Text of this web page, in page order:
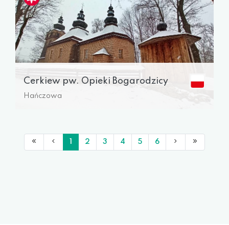
Cerkiew pw. Opieki Bogarodzicy
Hańczowa
2 3 4 5 6